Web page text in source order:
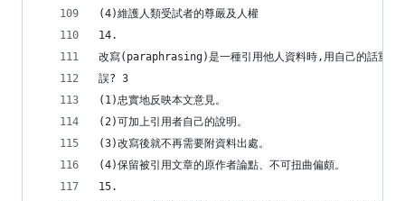
(4)維護人類受試者的尊嚴及人權
14.
改寫(paraphrasing)是一種引用他人資料時,用自己的話重新
誤? 3
(1)忠實地反映本文意見。
(2)可加上引用者自己的說明。
(3)改寫後就不再需要附資料出處。
(4)保留被引用文章的原作者論點、不可扭曲偏頗。
15.